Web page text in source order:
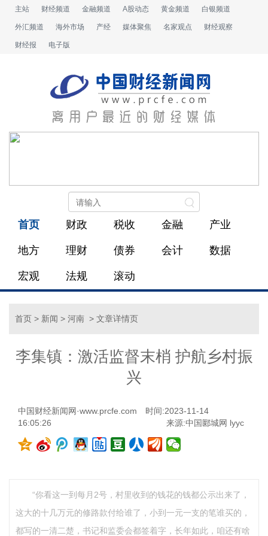
主站 财经频道 金融频道 A股动态 黄金频道 白银频道
外汇频道 海外市场 产经 媒体聚焦 名家观点 财经观察
财经报 电子版
首页 财政 税收 金融 产业
地方 理财 债券 会计 数据
宏观 法规 滚动
首页 > 新闻 > 河南 > 文章详情页
李集镇：激活监督末梢 护航乡村振
兴
中国财经新闻网·www.prcfe.com
时间:2023-11-14
16:05:26
来源:中国郾城网 lyyc
“你看这一到每月2号，村里收到的钱花的钱都公示出来了，
这大的十几万元的修路款付给谁了，小到一元一支的笔谁买的，
都写的一清二楚，书记和监委会都签着字，长年如此，咱还有啥